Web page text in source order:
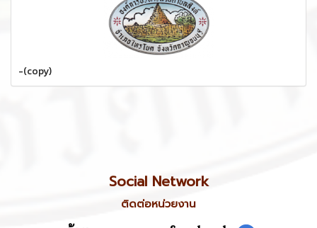
-(copy)
Social Network
ติดต่อหน่วยงาน